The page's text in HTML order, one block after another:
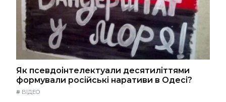
Як псевдоінтелектуали десятиліттями
формували російські наративи в Одесі?
# ВІДЕО